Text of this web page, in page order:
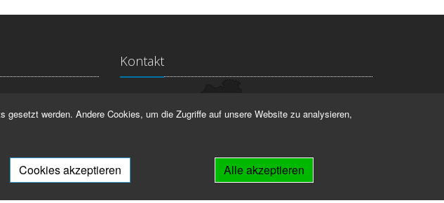
Kontakt
Marstallstr. 2
werden. Andere Cookies, um die Zugriffe auf unsere Website zu analysieren,
Cookies akzeptieren Alle akzeptieren